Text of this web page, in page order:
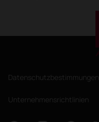
Datenschutzbestimmungen
Unternehmensrichtlinien